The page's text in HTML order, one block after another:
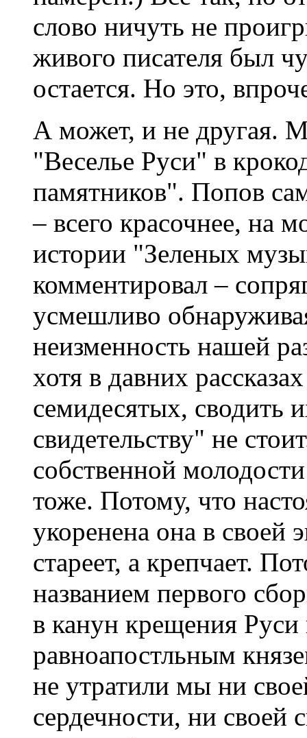
слово ничуть не
живого писателя был
остается. Но это,
А может, и не другая.
"Веселье Руси" в
памятников". Попов
– всего красочнее, на
истории "Зеленых
комментировал –
усмешливо
неизменность нашей
хотя в давних
семидесятых, сводить
свидетельству" не
собственной
тоже. Потому, что
укоренена она в своей
стареет, а крепчает.
названием первого
в канун крещения
равноапостльным
не утратили мы ни
сердечности, ни своей